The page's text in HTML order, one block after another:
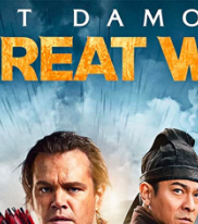
Contact